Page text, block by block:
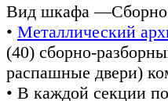
Вид шкафа
• Металлический
(40) сборно-
распашные двери)
• В каждой секции